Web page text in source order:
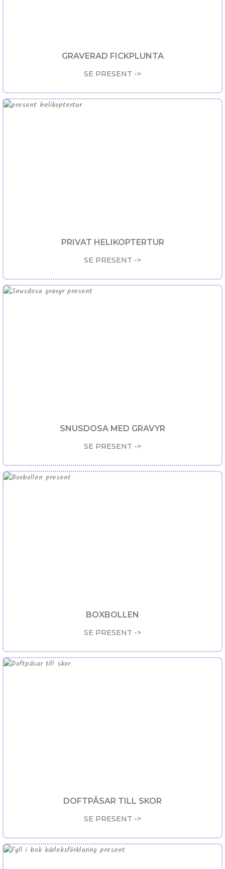
GRAVERAD FICKPLUNTA
SE PRESENT ->
PRIVAT HELIKOPTERTUR
SE PRESENT ->
SNUSDOSA MED GRAVYR
SE PRESENT ->
BOXBOLLEN
SE PRESENT ->
DOFTPÅSAR TILL SKOR
SE PRESENT ->